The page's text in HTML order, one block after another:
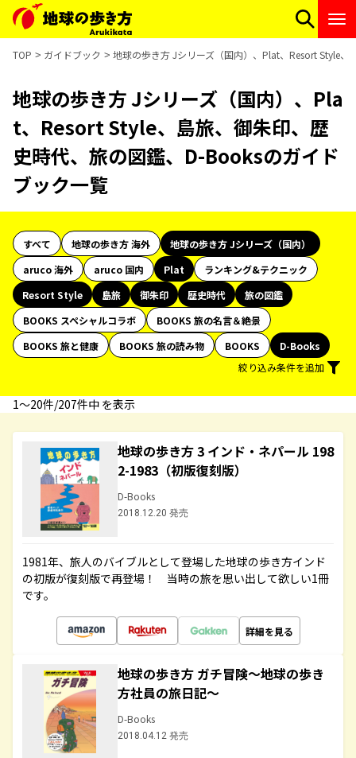
TOP ガイドブック 地球の歩き方 Jシリーズ（国内）、Plat、Resort Style
地球の歩き方 Jシリーズ（国内）、Pla
t、Resort Style、島旅、御朱印、歴
史時代、旅の図鑑、D-Booksのガイド
ブック一覧
すべて 地球の歩き方 海外
地球の歩き方 Jシリーズ（国内）
aruco 海外
aruco 国内 Plat
ランキング&テクニック
Resort Style
島旅 御朱印 歴史時代
旅の図鑑
BOOKS スペシャルコラボ
BOOKS 旅の名言＆絶景
BOOKS 旅と健康
BOOKS 旅の読み物 BOOKS
D-Books
絞り込み条件を追加
1〜20件/207件中 を表示
地球の歩き方 3 インド・ネパール 198
2-1983（初版復刻版）
D-Books
2018.12.20 発売
1981年、旅人のバイブルとして登場した地球の歩き方インド
の初版が復刻版で再登場！ 当時の旅を思い出して欲しい1冊
です。
詳細を見る
地球の歩き方 ガチ冒険～地球の歩き
方社員の旅日記～
D-Books
2018.04.12 発売